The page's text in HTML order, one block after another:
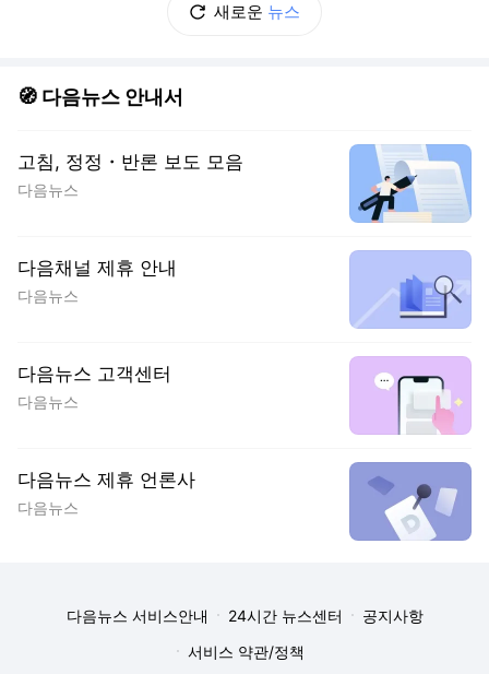
새로운 뉴스
🧭 다음뉴스 안내서
고침, 정정・반론 보도 모음
다음뉴스
다음채널 제휴 안내
다음뉴스
다음뉴스 고객센터
다음뉴스
다음뉴스 제휴 언론사
다음뉴스
다음뉴스 서비스안내 24시간 뉴스센터
공지사항
서비스 약관/정책